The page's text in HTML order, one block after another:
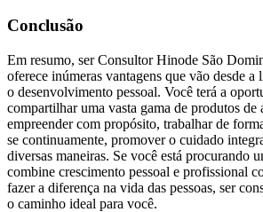
Conclusão
Em resumo, ser Consultor Hinode São
oferece inúmeras vantagens que vão desde a
o desenvolvimento pessoal. Você terá a
compartilhar uma vasta gama de produtos de
empreender com propósito, trabalhar de
se continuamente, promover o cuidado
diversas maneiras. Se você está procurando
combine crescimento pessoal e profissional
fazer a diferença na vida das pessoas, ser
o caminho ideal para você.